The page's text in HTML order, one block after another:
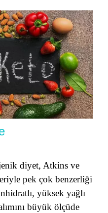
diyet, Atkins ve
pek çok benzerliği
yüksek yağlı
büyük ölçüde